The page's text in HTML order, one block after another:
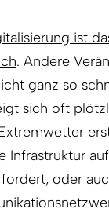
ist
. Andere
ganz so
sich oft
Infrastruktur
oder